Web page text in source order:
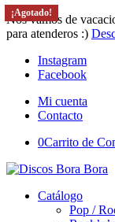
Nos vamos de
para atenderos :)
Instagram
Facebook
Mi cuenta
Contacto
0Carrito de
Catálogo
Pop /
¡Agotado!
¡Agotado!
¡Agotado!
¡Agotado!
¡Agotado!